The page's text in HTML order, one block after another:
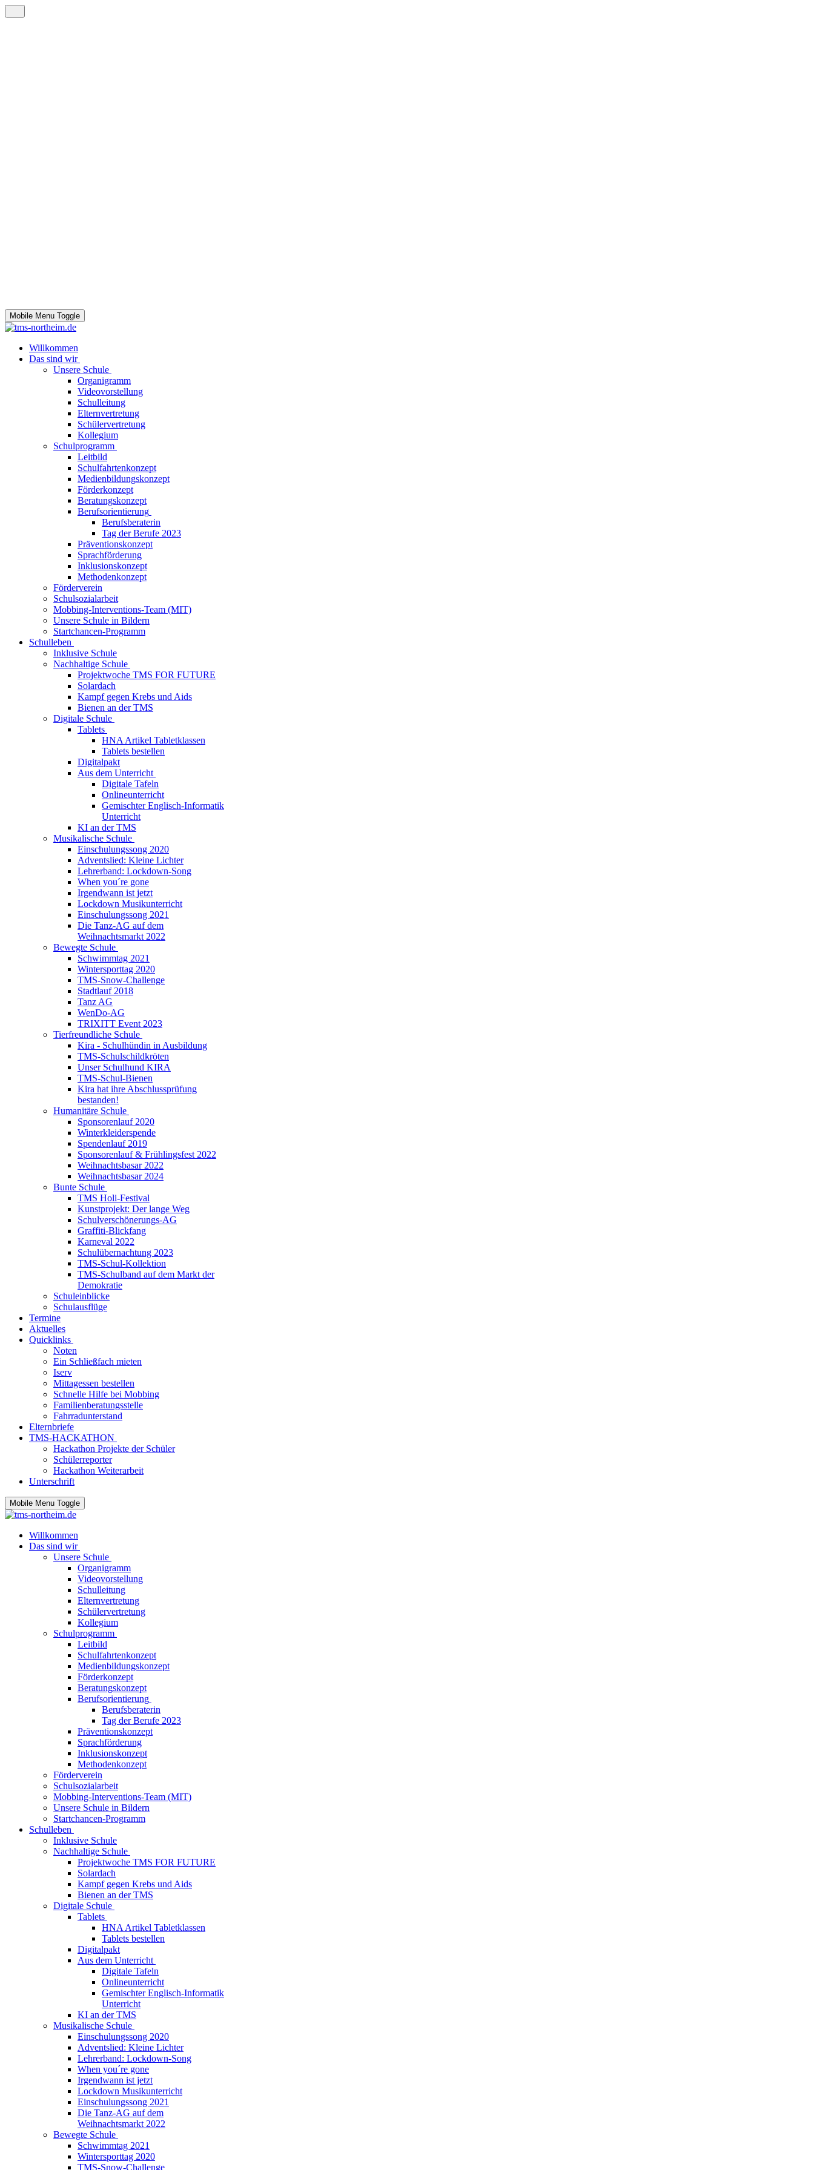
Mobile Menu Toggle
Willkommen
Das sind wir
Unsere Schule
Organigramm
Videovorstellung
Schulleitung
Elternvertretung
Schülervertretung
Kollegium
Schulprogramm
Leitbild
Schulfahrtenkonzept
Medienbildungskonzept
Förderkonzept
Beratungskonzept
Berufsorientierung
Berufsberaterin
Tag der Berufe 2023
Präventionskonzept
Sprachförderung
Inklusionskonzept
Methodenkonzept
Förderverein
Schulsozialarbeit
Mobbing-Interventions-Team (MIT)
Unsere Schule in Bildern
Startchancen-Programm
Schulleben
Inklusive Schule
Nachhaltige Schule
Projektwoche TMS FOR FUTURE
Solardach
Kampf gegen Krebs und Aids
Bienen an der TMS
Digitale Schule
Tablets
HNA Artikel Tabletklassen
Tablets bestellen
Digitalpakt
Aus dem Unterricht
Digitale Tafeln
Onlineunterricht
Gemischter Englisch-Informatik
Unterricht
KI an der TMS
Musikalische Schule
Einschulungssong 2020
Adventslied: Kleine Lichter
Lehrerband: Lockdown-Song
When you´re gone
Irgendwann ist jetzt
Lockdown Musikunterricht
Einschulungssong 2021
Die Tanz-AG auf dem
Weihnachtsmarkt 2022
Bewegte Schule
Schwimmtag 2021
Wintersporttag 2020
TMS-Snow-Challenge
Stadtlauf 2018
Tanz AG
WenDo-AG
TRIXITT Event 2023
Tierfreundliche Schule
Kira - Schulhündin in Ausbildung
TMS-Schulschildkröten
Unser Schulhund KIRA
TMS-Schul-Bienen
Kira hat ihre Abschlussprüfung
bestanden!
Humanitäre Schule
Sponsorenlauf 2020
Winterkleiderspende
Spendenlauf 2019
Sponsorenlauf & Frühlingsfest 2022
Weihnachtsbasar 2022
Weihnachtsbasar 2024
Bunte Schule
TMS Holi-Festival
Kunstprojekt: Der lange Weg
Schulverschönerungs-AG
Graffiti-Blickfang
Karneval 2022
Schulübernachtung 2023
TMS-Schul-Kollektion
TMS-Schulband auf dem Markt der
Demokratie
Schuleinblicke
Schulausflüge
Termine
Aktuelles
Quicklinks
Noten
Ein Schließfach mieten
Iserv
Mittagessen bestellen
Schnelle Hilfe bei Mobbing
Familienberatungsstelle
Fahrradunterstand
Elternbriefe
TMS-HACKATHON
Hackathon Projekte der Schüler
Schülerreporter
Hackathon Weiterarbeit
Unterschrift
Mobile Menu Toggle
Willkommen
Das sind wir
Unsere Schule
Organigramm
Videovorstellung
Schulleitung
Elternvertretung
Schülervertretung
Kollegium
Schulprogramm
Leitbild
Schulfahrtenkonzept
Medienbildungskonzept
Förderkonzept
Beratungskonzept
Berufsorientierung
Berufsberaterin
Tag der Berufe 2023
Präventionskonzept
Sprachförderung
Inklusionskonzept
Methodenkonzept
Förderverein
Schulsozialarbeit
Mobbing-Interventions-Team (MIT)
Unsere Schule in Bildern
Startchancen-Programm
Schulleben
Inklusive Schule
Nachhaltige Schule
Projektwoche TMS FOR FUTURE
Solardach
Kampf gegen Krebs und Aids
Bienen an der TMS
Digitale Schule
Tablets
HNA Artikel Tabletklassen
Tablets bestellen
Digitalpakt
Aus dem Unterricht
Digitale Tafeln
Onlineunterricht
Gemischter Englisch-Informatik
Unterricht
KI an der TMS
Musikalische Schule
Einschulungssong 2020
Adventslied: Kleine Lichter
Lehrerband: Lockdown-Song
When you´re gone
Irgendwann ist jetzt
Lockdown Musikunterricht
Einschulungssong 2021
Die Tanz-AG auf dem
Weihnachtsmarkt 2022
Bewegte Schule
Schwimmtag 2021
Wintersporttag 2020
TMS-Snow-Challenge